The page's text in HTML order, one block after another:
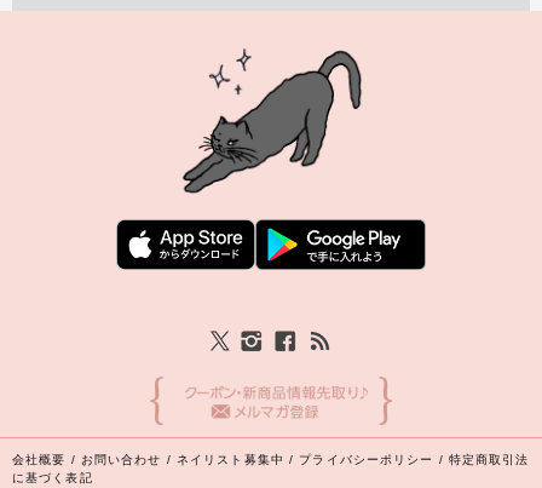
会社概要 / お問い合わせ / ネイリスト募集中 / プライバシーポリシー / 特定商取引法
に基づく表記